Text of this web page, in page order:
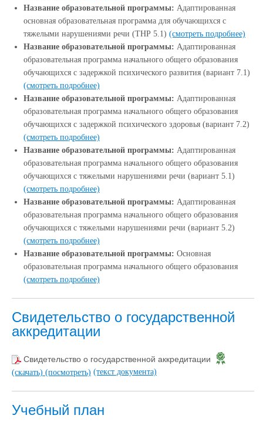
Название образовательной программы: Адаптированная
основная образовательная программа для обучающихся с
тяжелыми нарушениями речи (ТНР 5.1) (смотреть подробнее)
Название образовательной программы: Адаптированная
образовательная программа начального общего образования
обучающихся с задержкой психического развития (вариант 7.1)
(смотреть подробнее)
Название образовательной программы: Адаптированная
образовательная программа начального общего образования
обучающихся с задержкой психического здоровья (вариант 7.2)
(смотреть подробнее)
Название образовательной программы: Адаптированная
образовательная программа начального общего образования
обучающихся с тяжелыми нарушениями речи (вариант 5.1)
(смотреть подробнее)
Название образовательной программы: Адаптированная
образовательная программа начального общего образования
обучающихся с тяжелыми нарушениями речи (вариант 5.2)
(смотреть подробнее)
Название образовательной программы: Основная
образовательная программа начального общего образования
(смотреть подробнее)
Свидетельство о государственной
аккредитации
Свидетельство о государственной аккредитации
(скачать) (посмотреть) (текст документа)
Учебный план